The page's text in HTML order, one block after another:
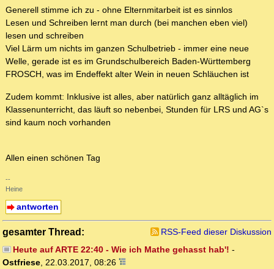
Generell stimme ich zu - ohne Elternmitarbeit ist es sinnlos
Lesen und Schreiben lernt man durch (bei manchen eben viel)
lesen und schreiben
Viel Lärm um nichts im ganzen Schulbetrieb - immer eine neue
Welle, gerade ist es im Grundschulbereich Baden-Württemberg
FROSCH, was im Endeffekt alter Wein in neuen Schläuchen ist
Zudem kommt: Inklusive ist alles, aber natürlich ganz alltäglich im
Klassenunterricht, das läuft so nebenbei, Stunden für LRS und AG`s
sind kaum noch vorhanden
Allen einen schönen Tag
--
Heine
antworten
gesamter Thread:
RSS-Feed dieser Diskussion
Heute auf ARTE 22:40 - Wie ich Mathe gehasst hab'! -
Ostfriese, 22.03.2017, 08:26